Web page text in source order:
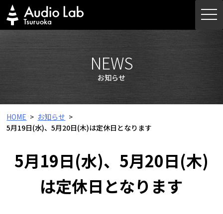
Skip
to
content
NEWS
お知らせ
HOME
お知らせ
5月19日(水)、5月20日(木)は定休日となります
5月19日(水)、5月20日(木)
は定休日となります